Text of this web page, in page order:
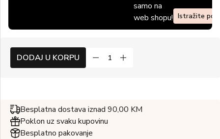
samo na
web shopu! Istražite
DODAJ U KORPU
Besplatna dostava iznad 90,00 KM
Poklon uz svaku kupovinu
Besplatno pakovanje